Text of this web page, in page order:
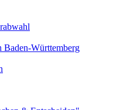
Baden-Württemberg